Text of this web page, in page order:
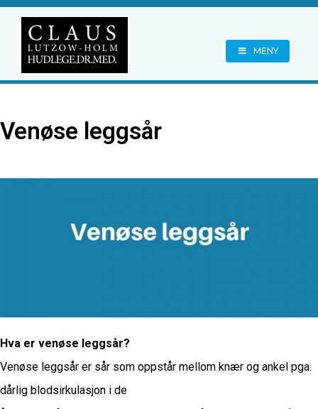
MENY
Venøse leggsår
Hva er venøse leggsår?
Venøse leggsår er sår som oppstår mellom knær og ankel pga.
dårlig blodsirkulasjon i de